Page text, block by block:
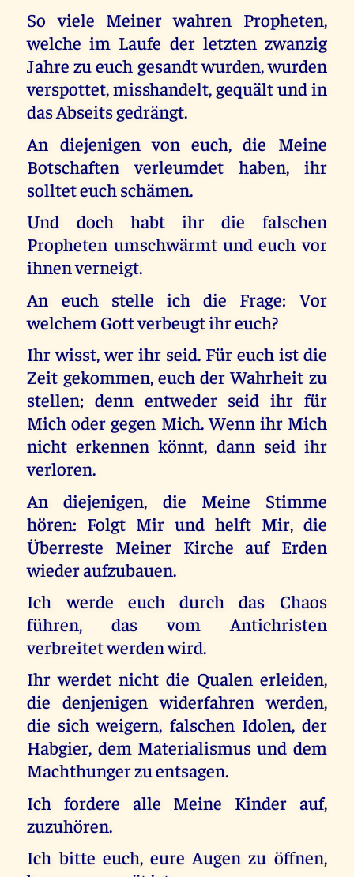
So viele Meiner wahren Propheten,
welche im Laufe der letzten zwanzig
Jahre zu euch gesandt wurden, wurden
verspottet, misshandelt, gequält und in
das Abseits gedrängt.
An diejenigen von euch, die Meine
Botschaften verleumdet haben, ihr
solltet euch schämen.
Und doch habt ihr die falschen
Propheten umschwärmt und euch vor
ihnen verneigt.
An euch stelle ich die Frage: Vor
welchem Gott verbeugt ihr euch?
Ihr wisst, wer ihr seid. Für euch ist die
Zeit gekommen, euch der Wahrheit zu
stellen; denn entweder seid ihr für
Mich oder gegen Mich. Wenn ihr Mich
nicht erkennen könnt, dann seid ihr
verloren.
An diejenigen, die Meine Stimme
hören: Folgt Mir und helft Mir, die
Überreste Meiner Kirche auf Erden
wieder aufzubauen.
Ich werde euch durch das Chaos
führen, das vom Antichristen
verbreitet werden wird.
Ihr werdet nicht die Qualen erleiden,
die denjenigen widerfahren werden,
die sich weigern, falschen Idolen, der
Habgier, dem Materialismus und dem
Machthunger zu entsagen.
Ich fordere alle Meine Kinder auf,
zuzuhören.
Ich bitte euch, eure Augen zu öffnen,